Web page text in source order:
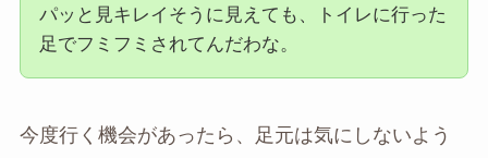
パッと見キレイそうに見えても、トイレに行った
足でフミフミされてんだわな。
今度行く機会があったら、足元は気にしないよう